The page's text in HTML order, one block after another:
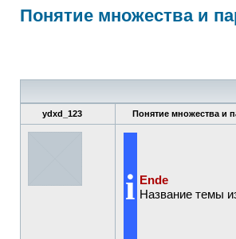
Понятие множества и
ydxd_123 Понятие множества и
i Ende
Название темы